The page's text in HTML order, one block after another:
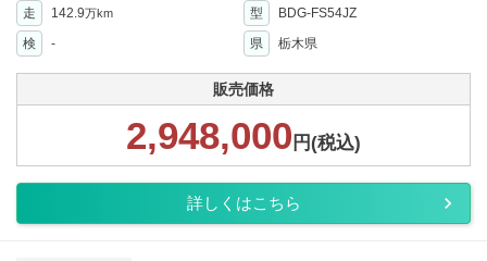
走 142.9万km 型
BDG-FS54JZ
検
- 県 栃木県
販売価格
2,948,000 円(税込)
詳しくはこちら